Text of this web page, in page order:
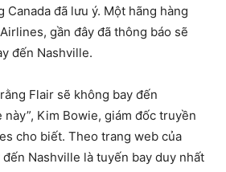
Canada đã lưu ý. Một hãng hàng
gần đây đã thông báo sẽ
đến Nashville.
Flair sẽ không bay đến
này”, Kim Bowie, giám đốc truyền
cho biết. Theo trang web của
Nashville là tuyến bay duy nhất